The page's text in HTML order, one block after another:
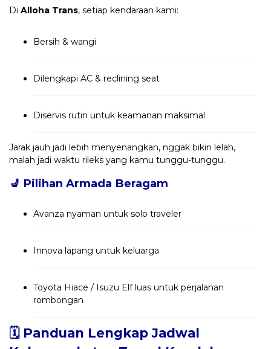
Di Alloha Trans, setiap kendaraan kami:
Bersih & wangi
Dilengkapi AC & reclining seat
Diservis rutin untuk keamanan maksimal
Jarak jauh jadi lebih menyenangkan, nggak bikin lelah,
malah jadi waktu rileks yang kamu tunggu-tunggu.
💺 Pilihan Armada Beragam
Avanza nyaman untuk solo traveler
Innova lapang untuk keluarga
Toyota Hiace / Isuzu Elf luas untuk perjalanan
rombongan
🗓️ Panduan Lengkap Jadwal